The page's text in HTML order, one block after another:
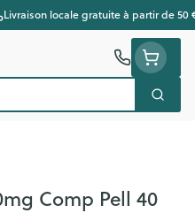
Livraison locale gratuite à partir de 50
Comp Pell 40